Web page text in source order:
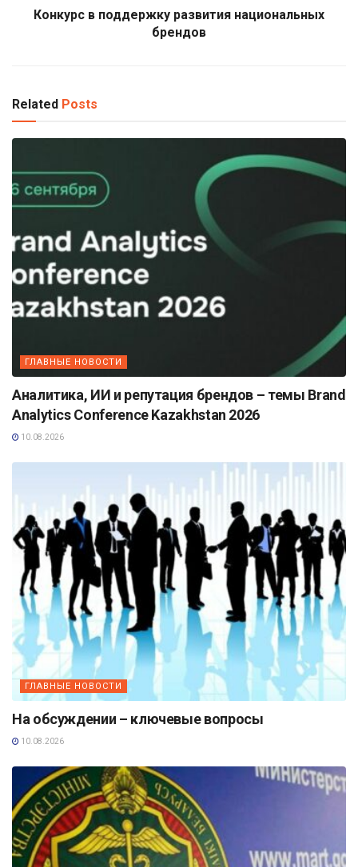
Конкурс в поддержку развития национальных
брендов
Related Posts
ГЛАВНЫЕ НОВОСТИ
Аналитика, ИИ и репутация брендов – темы Brand
Analytics Conference Kazakhstan 2026
10.08.2026
ГЛАВНЫЕ НОВОСТИ
На обсуждении – ключевые вопросы
10.08.2026